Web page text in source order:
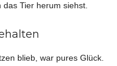
Tier herum siehst.
blieb, war pures Glück.